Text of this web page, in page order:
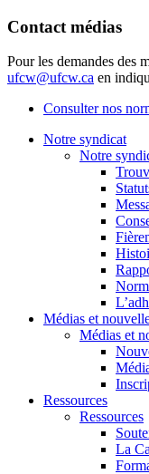
Contact médias
Pour les demandes des
ufcw@ufcw.ca en
Consulter nos
Notre syndicat
Notre
Médias et
Médias et
Ressources
Ressources
La